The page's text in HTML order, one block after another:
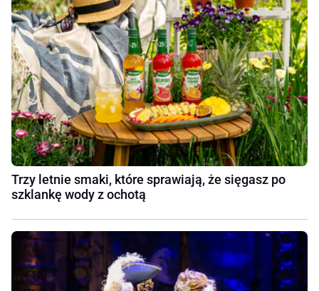
Trzy letnie smaki, które sprawiają, że sięgasz po
szklankę wody z ochotą